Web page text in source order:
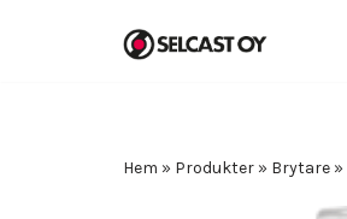
Hem » Produkter » Brytare »